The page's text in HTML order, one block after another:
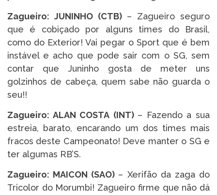
Zagueiro: JUNINHO (CTB)– Zagueiro seguro
que é cobiçado por alguns times do Brasil,
como do Exterior! Vai pegar o Sport que é bem
instável e acho que pode sair com o SG, sem
contar que Juninho gosta de meter uns
golzinhos de cabeça, quem sabe não guarda o
seu!!
Zagueiro: ALAN COSTA (INT) – Fazendo a sua
estreia, barato, encarando um dos times mais
fracos deste Campeonato! Deve manter o SG e
ter algumas RB’S.
Zagueiro: MAICON (SAO) – Xerifão da zaga do
Tricolor do Morumbi! Zagueiro firme que não dá